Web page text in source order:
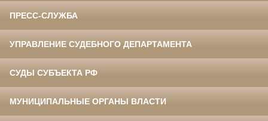
ПРЕСС-СЛУЖБА
УПРАВЛЕНИЕ СУДЕБНОГО ДЕПАРТАМЕНТА
СУДЫ СУБЪЕКТА РФ
МУНИЦИПАЛЬНЫЕ ОРГАНЫ ВЛАСТИ